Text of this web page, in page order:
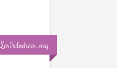
Les5clochers_org